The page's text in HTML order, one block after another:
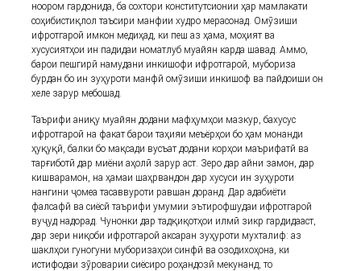
ноором гардонида, ба сохтори конститутсионии ҳар мамлакати
соҳибистиқлол таъсири манфии худро мерасонад. Омӯзиши
ифротгароӣ имкон медиҳад, ки пеш аз ҳама, моҳият ва
хусусиятҳои ин падидаи номатлуб муайян карда шавад. Аммо,
барои пешгирӣ намудани инкишофи ифротгароӣ, мубориза
бурдан бо ин зуҳуроти манфӣ омӯзиши инкишоф ва пайдоиши он
хеле зарур мебошад.
Таърифи аниқу муайян додани мафҳумҳои мазкур, бахусус
ифротгароӣ на факат барои таҳияи меъёрҳои бо ҳам монанди
ҳуқуқӣ, балки бо мақсади вусъат додани корҳои маърифатӣ ва
тарғиботӣ дар миёни аҳолӣ зарур аст. Зеро дар айни замон, дар
кишварамон, на ҳамаи шаҳрвандон дар хусуси ин зуҳуроти
нангини ҷомеа тасаввуроти равшан доранд. Дар адабиёти
фалсафӣ ва сиёсӣ таърифи умумии эътирофшудаи ифротгароӣ
вуҷуд надорад. Чунонки дар тадқиқотҳои илмӣ зикр гардидааст,
дар зери ниқоби ифротгароӣ аксаран зуҳуроти мухталиф: аз
шаклҳои гуногуни муборизаҳои синфӣ ва озодихоҳона, ки
истифодаи зӯроварии сиёсиро роҳандозӣ мекунанд, то